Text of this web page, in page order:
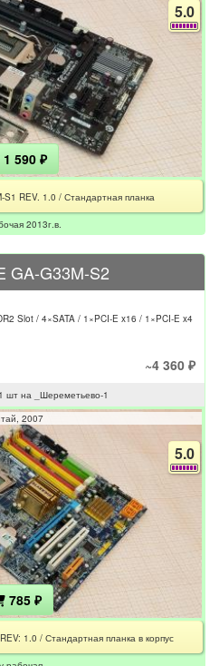
5.0
1 590 ₽
S1 REV. 1.0 / Стандартная планка
2013г.в.
GA-G33M-S2
Slot / 4×SATA / 1×PCI-E x16 / 1×PCI-E x4
~4 360 ₽
1 шт на _Шереметьево-1
2007
5.0
785 ₽
1.0 / Стандартная планка в корпус